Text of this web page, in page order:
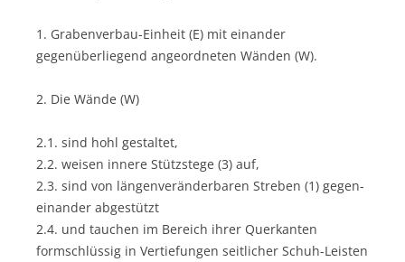
1. Grabenverbau-Einheit (E) mit einander
gegenüberliegend angeordneten Wänden (W).
2. Die Wände (W)
2.1. sind hohl gestaltet,
2.2. weisen innere Stützstege (3) auf,
2.3. sind von längenveränderbaren Streben (1) gegen-
einander abgestützt
2.4. und tauchen im Bereich ihrer Querkanten
formschlüssig in Vertiefungen seitlicher Schuh-Leisten